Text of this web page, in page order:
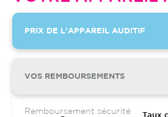
PRIX DE L'APPAREIL AUDITIF
VOS REMBOURSEMENTS
Remboursement sécurité